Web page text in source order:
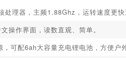
理器，主频1.88Ghz，运转速度更快
操作界面，读数直观、简单。
可配6ah大容量充电锂电池，方便户